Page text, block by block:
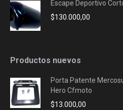
Escape Deportivo
$130.000,00
Productos nuevos
Porta Patente
Hero Cfmoto
$13.000,00